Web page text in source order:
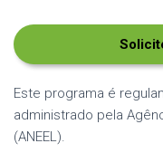
Este programa é
administrado pela
(ANEEL).